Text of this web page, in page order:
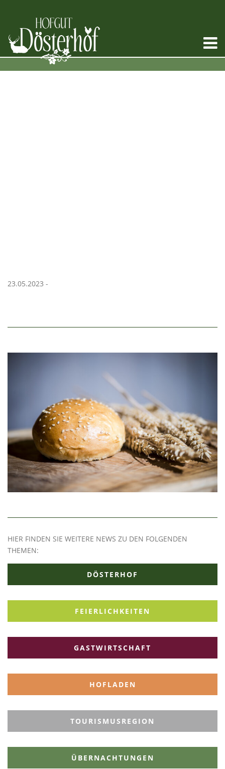
23.05.2023 -
HIER FINDEN SIE WEITERE NEWS ZU DEN FOLGENDEN
THEMEN:
DÖSTERHOF
FEIERLICHKEITEN
GASTWIRTSCHAFT
HOFLADEN
TOURISMUSREGION
ÜBERNACHTUNGEN